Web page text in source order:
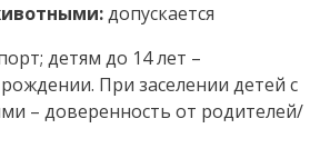
допускается
детям до 14 лет –
При заселении детей с
– доверенность от родителей/